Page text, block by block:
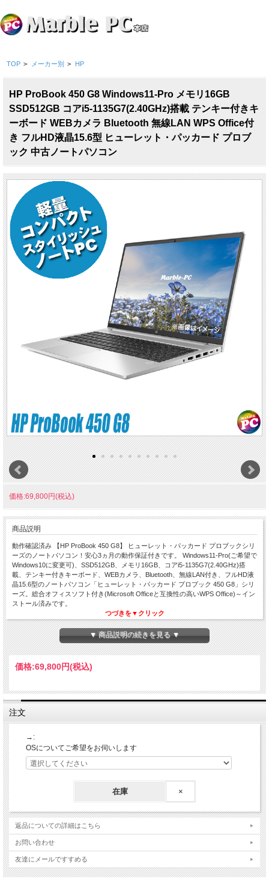
TOP > メーカー別 > HP
HP ProBook 450 G8 Windows11-Pro メモリ16GB
SSD512GB コアi5-1135G7(2.40GHz)搭載 テンキー付きキ
ーボード WEBカメラ Bluetooth 無線LAN WPS Office付
き フルHD液晶15.6型 ヒューレット・パッカード プロブ
ック 中古ノートパソコン
価格:69,800円(税込)
商品説明
動作確認済み 【HP ProBook 450 G8】 ヒューレット・パッカード プロブックシリ
ーズのノートパソコン！安心3ヵ月の動作保証付きです。 Windows11-Pro(ご希望で
Windows10に変更可)、SSD512GB、メモリ16GB、コアi5-1135G7(2.40GHz)搭
載、テンキー付きキーボード、WEBカメラ、Bluetooth、無線LAN付き、フルHD液
晶15.6型のノートパソコン「ヒューレット・パッカード プロブック 450 G8」シリ
ーズ。総合オフィスソフト付き(Microsoft Officeと互換性の高いWPS Office)～イン
ストール済みです。
つづきを▼クリック
HP ProBook 450 G8
コアi5-1135G7☆SSD512GB☆メモリ16GB
フルHD☆WEBカメラ☆テンキー付き☆中古パソコン
Windows11-Pro ★ WPS Office搭載 ★ 中古ノートパソコン
▼ 商品説明の続きを見る ▼
価格:69,800円(税込)
注文
→:
OSについてご希望をお伺いします
在庫 ×
返品についての詳細はこちら
お問い合わせ
友達にメールですすめる